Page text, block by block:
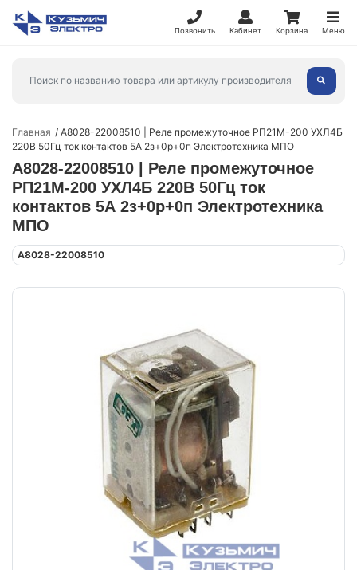
Позвонить Кабинет Корзина Меню
Главная
A8028-22008510 | Реле промежуточное РП21М-200 УХЛ4Б
220В 50Гц ток контактов 5А 2з+0р+0п Электротехника МПО
A8028-22008510 | Реле промежуточное
РП21М-200 УХЛ4Б 220В 50Гц ток
контактов 5А 2з+0р+0п Электротехника
МПО
A8028-22008510